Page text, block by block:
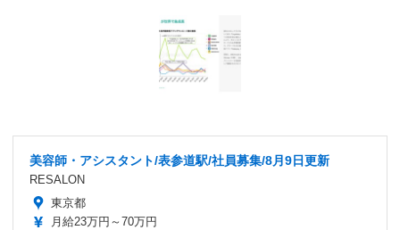
美容師・アシスタント/表参道駅/社員募集/8月9日更新
RESALON
東京都
月給23万円～70万円